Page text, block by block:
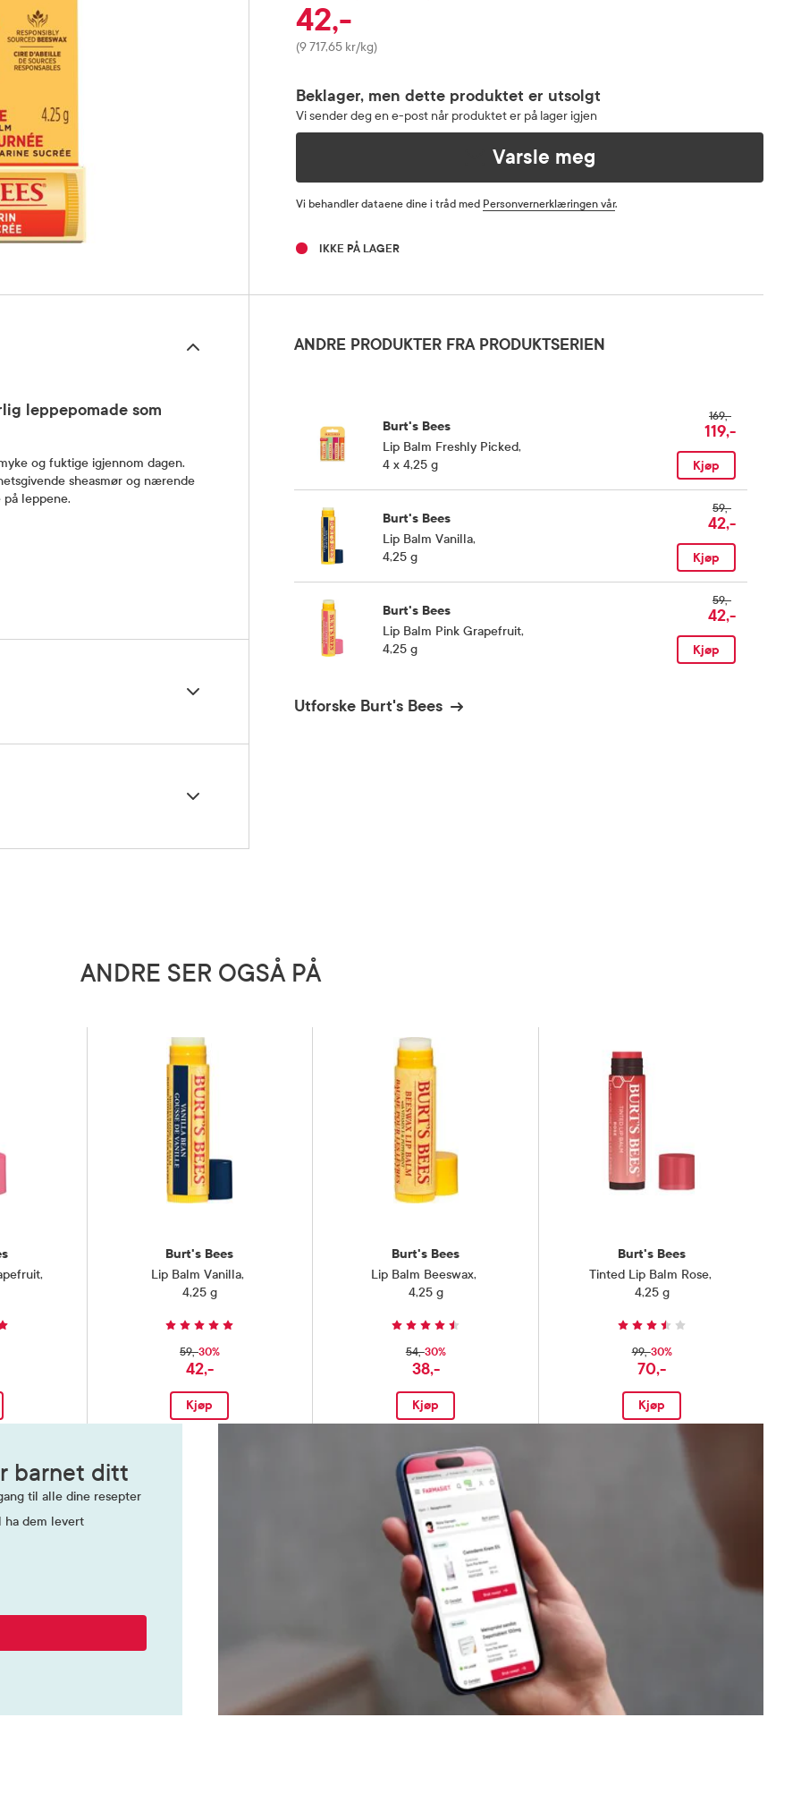
Pris
42,-
(9 717,65 kr/kg)
Beklager, men dette produktet er utsolgt
Vi sender deg en e-post når produktet er på lager igjen
Varsle meg
Vi behandler dataene dine i tråd med Personvernerklæringen vår.
IKKE PÅ LAGER
leppepomade som
og fuktige igjennom dagen.
sheasmør og nærende
på leppene.
ANDRE PRODUKTER FRA PRODUKTSERIEN
Burt's Bees
Lip Balm Freshly Picked,
4 x 4,25 g
169,-
119,-
Kjøp
Burt's Bees
Lip Balm Vanilla,
4,25 g
59,-
42,-
Kjøp
Burt's Bees
Lip Balm Pink Grapefruit,
4,25 g
59,-
42,-
Kjøp
Utforske Burt's Bees
ANDRE SER OGSÅ PÅ
,
Burt's Bees
Lip Balm Vanilla,
4,25 g
59,-30%
42,-
Kjøp
Burt's Bees
Lip Balm Beeswax,
4,25 g
54,-30%
38,-
Kjøp
Burt's Bees
Tinted Lip Balm Rose,
4,25 g
99,-30%
70,-
Kjøp
barnet ditt
til alle dine resepter
ha dem levert